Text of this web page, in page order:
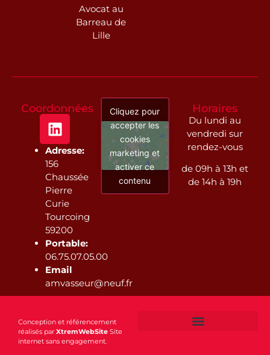
Avocat au
Barreau de
Lille
Coordonnées
Adresse:
156
Chaussée
Pierre
Curie
Tourcoing
59200
Portable:
06.75.07.05.00
Email
amvasseur@neuf.fr
Cliquez pour
accepter les
cookies
marketing et
activer ce
contenu
Horaires
Du lundi au
vendredi sur
rendez-vous
de 09h à 13h et
de 14h à 19h
Conception et référencement
réalisés par XtremWebSite Site
internet sans engagement.